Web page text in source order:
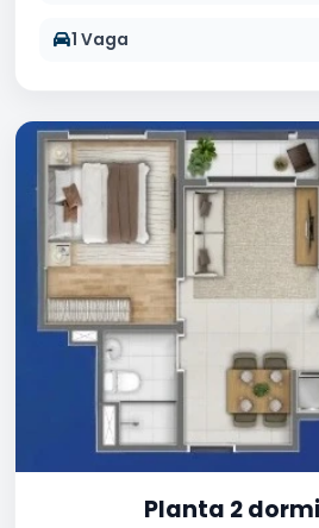
1 Vaga
Planta 2